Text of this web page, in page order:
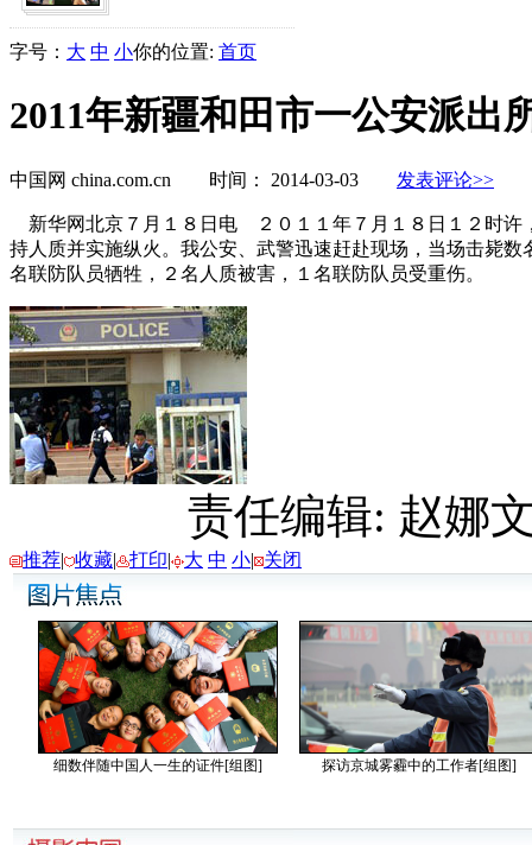
字号： 大 中 小你的位置: 首页
2011年新疆和田市一公安派出
中国网 china.com.cn 时间： 2014-03-03 发表评论>>
新华网北京７月１８日电 ２０１１年７月１８日１２时许
持人质并实施纵火。我公安、武警迅速赶赴现场，当场击毙
名联防队员牺牲，２名人质被害，１名联防队员受重伤。
责任编辑: 赵娜
推荐| 收藏| 打印| 大 中 小| 关闭